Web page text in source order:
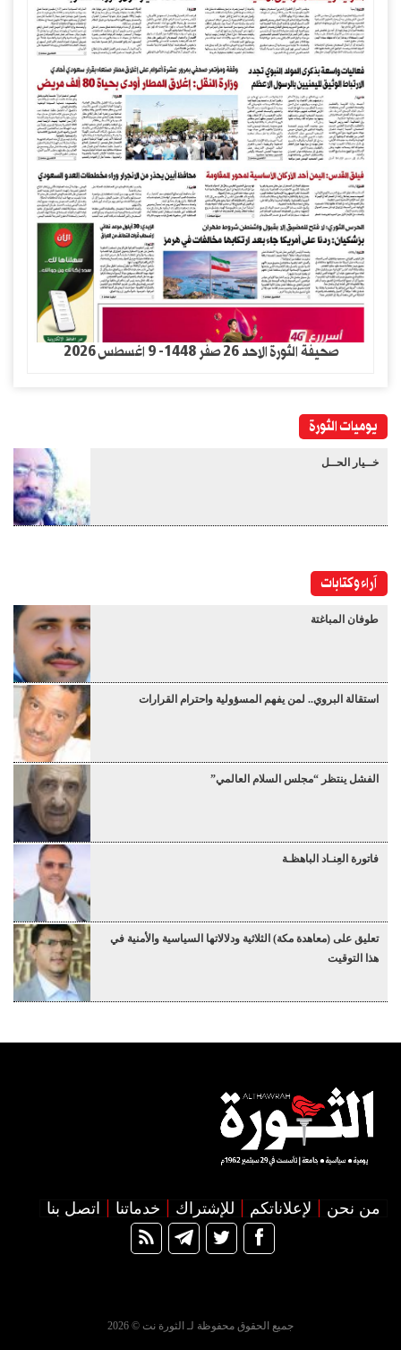
صحيفة الثورة الاحد 26 صفر 1448- 9 اغسطس 2026
يوميات الثورة
خــيار الحــل
آراء وكتابات
طوفان المباغتة
استقالة البروي.. لمن يفهم المسؤولية واحترام القرارات
الفشل ينتظر “مجلس السلام العالمي”
فاتورة العِنـاد الباهظـة
تعليق على (معاهدة مكة) الثلاثية ودلالاتها السياسية والأمنية في
هذا التوقيت
من نحن لإعلاناتكم للإشتراك خدماتنا اتصل بنا
جميع الحقوق محفوظة لـ الثورة نت © 2026